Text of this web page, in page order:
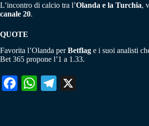
L’incontro di calcio tra l’Olanda e la Turchia,
canale 20.
QUOTE
Favorita l’Olanda perBetflag e i suoi analisti
Bet 365 propone l’1 a 1.33.
Fa W
Te